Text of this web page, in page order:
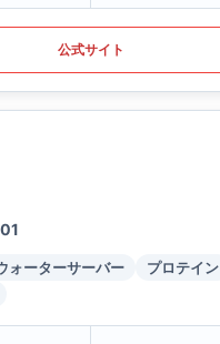
公式サイト
ォーターサーバー
プロテイン